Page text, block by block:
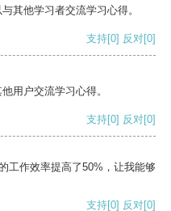
其他学习者交流学习心得。
支持[0] 反对[0]
用户交流学习心得。
支持[0] 反对[0]
工作效率提高了50%，让我能够
支持[0] 反对[0]